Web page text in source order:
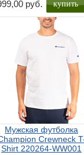
руб. купить
Мужская футболка
Crewneck
Shirt 220264-WW001